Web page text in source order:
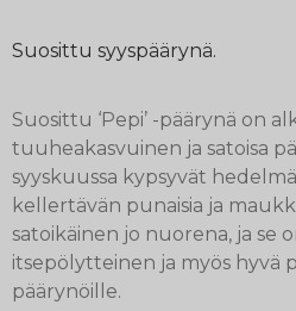
Suosittu syyspäärynä.
Suosittu ‘Pepi’ -päärynä on
tuuheakasvuinen ja satoisa
syyskuussa kypsyvät
kellertävän punaisia ja
satoikäinen jo nuorena, ja se
itsepölytteinen ja myös hyvä
päärynöille.